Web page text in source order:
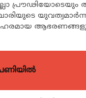
പ്രൗഢിയോടെയും